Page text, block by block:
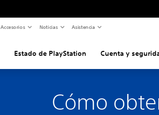
Accesorios Noticias Asistencia
Estado de PlayStation Cuenta y
Cómo